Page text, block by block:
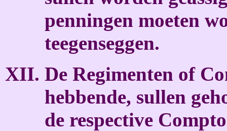
penningen moeten
teegenseggen.
De Regimenten of
hebbende, sullen
de respective